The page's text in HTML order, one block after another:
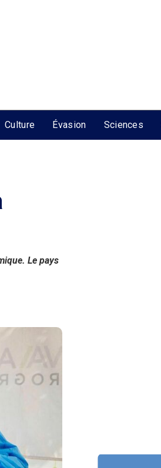
Culture Évasion Sciences
Le pays